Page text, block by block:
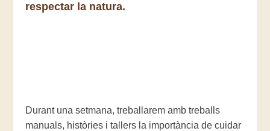
respectar la natura.
Durant una setmana, treballarem amb treballs
manuals, històries i tallers la importància de cuidar